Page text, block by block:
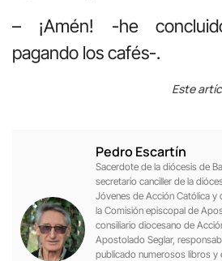
– ¡Amén! -he
pagando los cafés-.
Este
Pedro Escartín
Sacerdote de la diócesis de
secretario canciller de la
Jóvenes de Acción Católica y
la Comisión episcopal de
consiliario diocesano de
Apostolado Seglar,
publicado numerosos libros y